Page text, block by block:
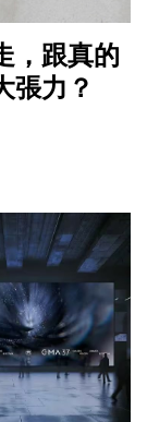
，跟真的
張力？